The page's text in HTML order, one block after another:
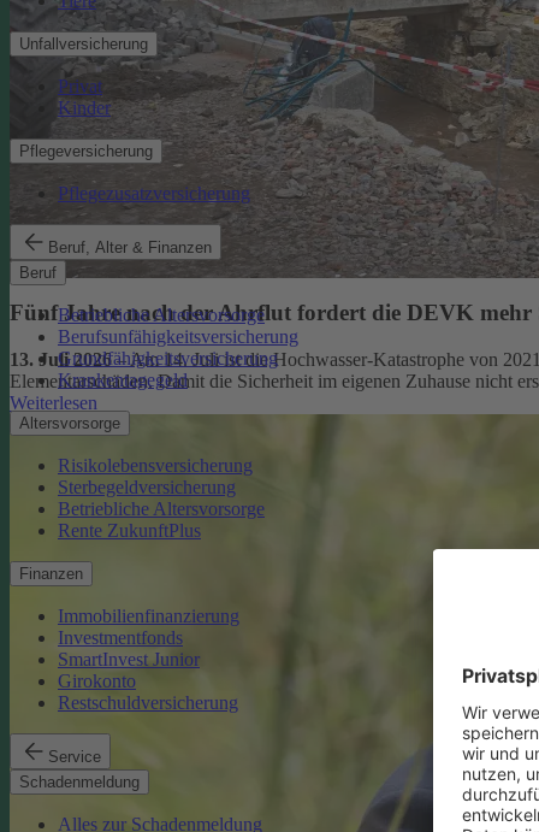
Unfallversicherung
Privat
Kinder
Pflegeversicherung
Pflegezusatzversicherung
Beruf, Alter & Finanzen
Beruf
Betriebliche Altersvorsorge
Berufsunfähigkeitsversicherung
Grundfähigkeitsversicherung
Krankentagegeld
Altersvorsorge
Risikolebensversicherung
Sterbegeldversicherung
Betriebliche Altersvorsorge
Rente ZukunftPlus
Finanzen
Immobilienfinanzierung
Investmentfonds
SmartInvest Junior
Girokonto
Restschuldversicherung
Service
Schadenmeldung
Alles zur Schadenmeldung
Fünf Jahre nach der Ahrflut fordert die DEVK mehr
13. Juli 2026– Am 14. Juli ist die Hochwasser-Katastrophe von
Elementarschäden. Damit die Sicherheit im eigenen Zuhause nicht
Weiterlesen